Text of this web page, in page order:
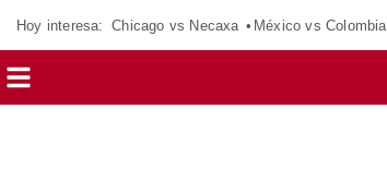
Hoy interesa: Chicago vs Necaxa México vs Colombia